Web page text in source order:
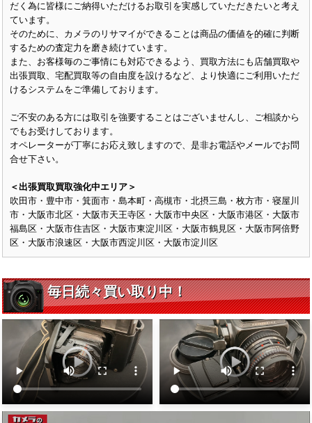
だく為に皆様にご納得いただけるお取引を実感していただきたいと考え
ています。
そのために、カメラのリサマイができることは商品の価値を的確に判断
するための査定力を磨き続けています。
また、お客様毎のご事情にも対応できるよう、買取方法にも店舗買取や
出張買取、宅配買取等の自由度を設けるなど、より快適にご利用いただ
けるシステムをご準備しております。
ご不安のある方には取引を強要することはございませんし、ご相談から
でもお受けしております。
オペレーターが丁寧にお応え致しますので、是非お電話やメールでお問
合せ下さい。
＜出張買取買取強化中エリア＞
吹田市・豊中市・箕面市・島本町・高槻市・北摂三島・枚方市・寝屋川
市・大阪市北区・大阪市天王寺区・大阪市中央区・大阪市港区・大阪市
福島区・大阪市住吉区・大阪市東淀川区・大阪市鶴見区・大阪市阿倍野
区・大阪市浪速区・大阪市西淀川区・大阪市淀川区